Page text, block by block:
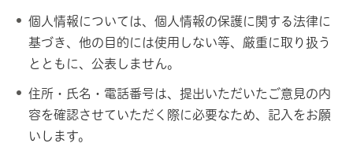
個人情報については、個人情報の保護に関する法律に
基づき、他の目的には使用しない等、厳重に取り扱う
とともに、公表しません。
住所・氏名・電話番号は、提出いただいたご意見の内
容を確認させていただく際に必要なため、記入をお願
いします。